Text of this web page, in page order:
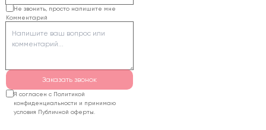
этих данных компания
подберет модель и
опции, зафиксирует
поставку в договоре и
Не звонить, просто напишите мне
Комментарий
Заказать звонок
Я согласен с Политикой
конфиденциальности и принимаю
условия Публичной оферты.